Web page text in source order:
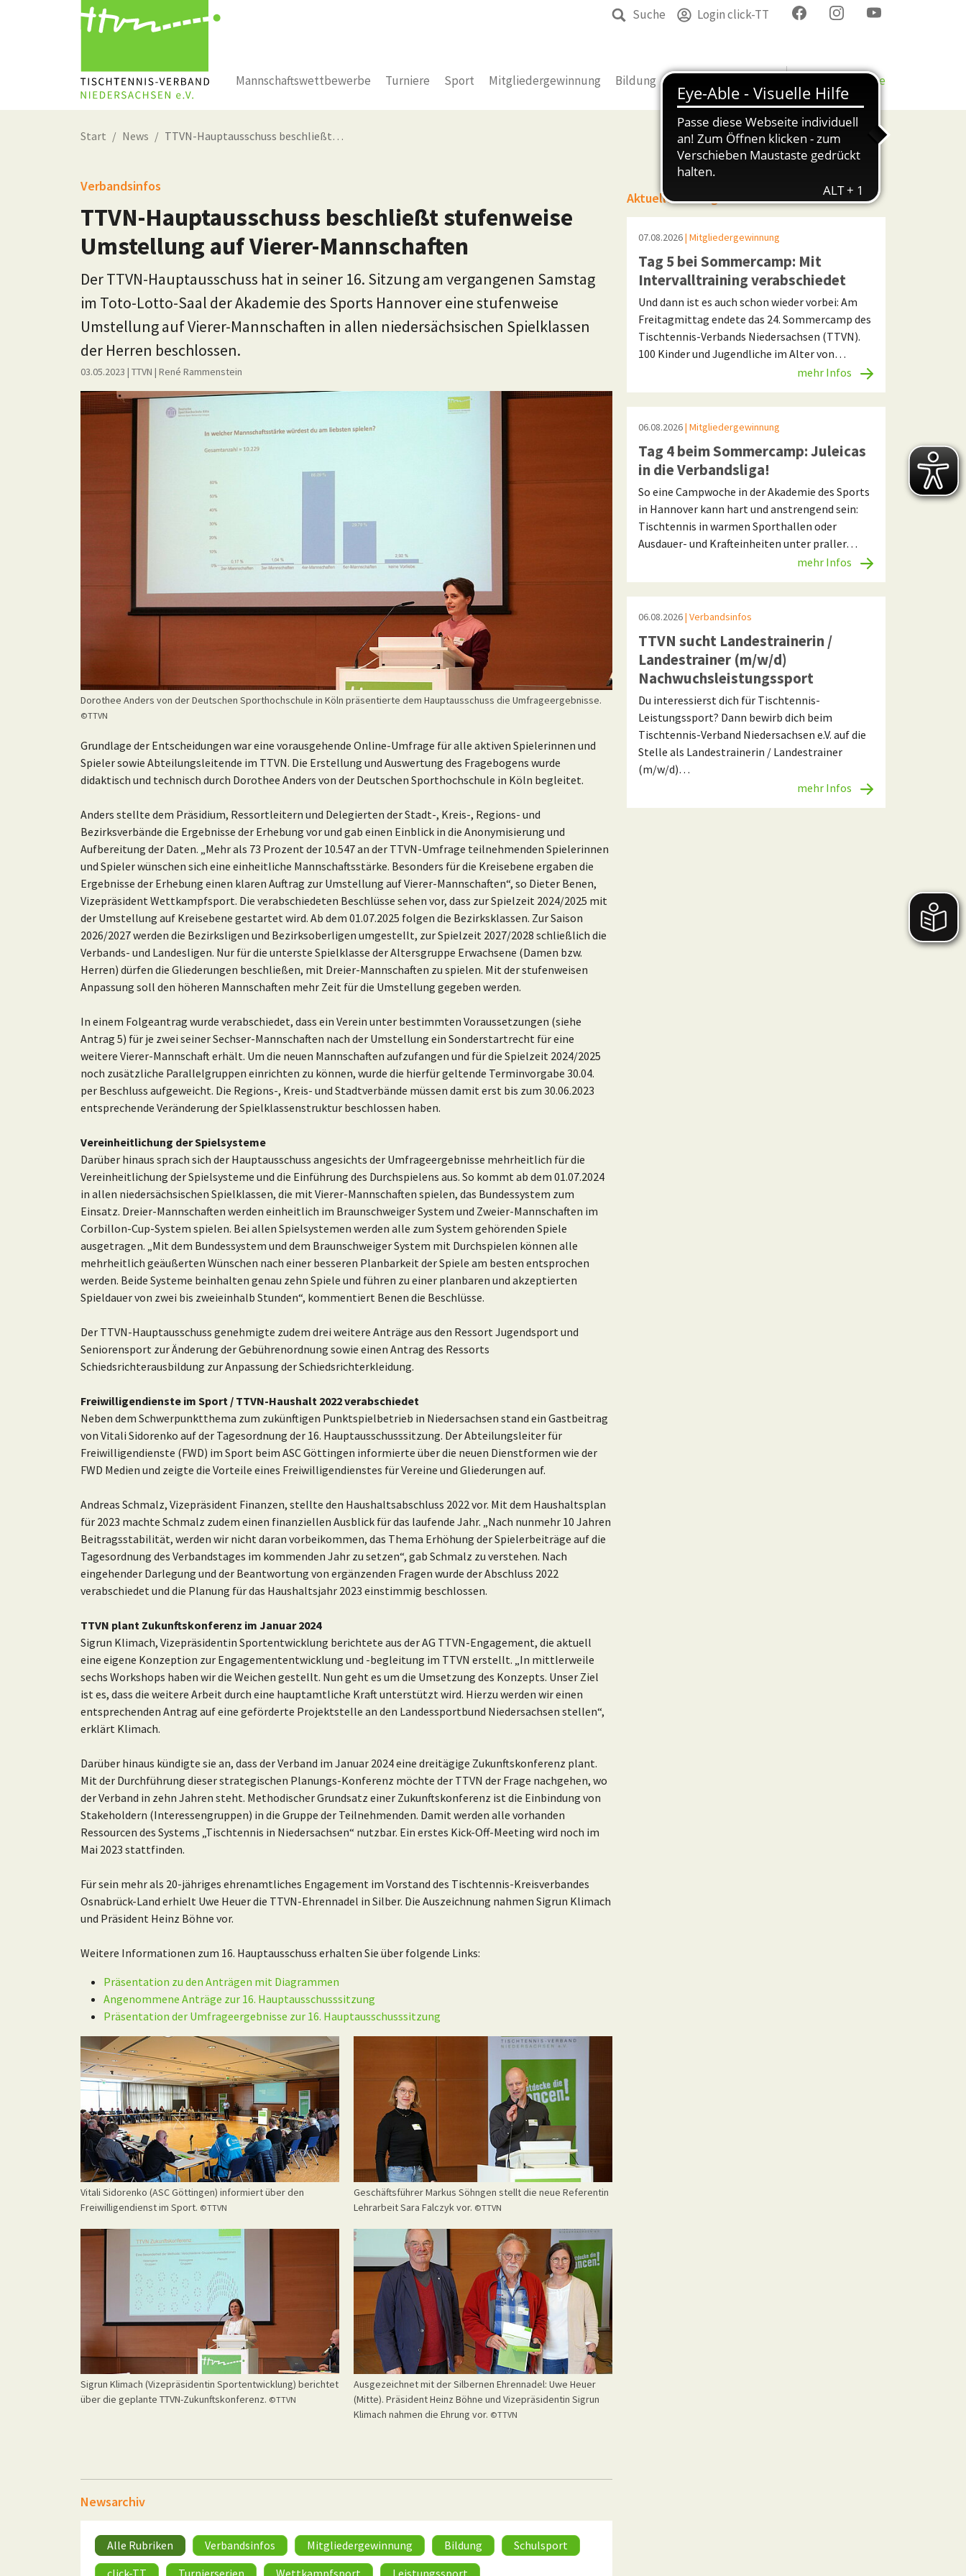
Suche Login click-TT
Mannschaftswettbewerbe Turniere Sport Mitgliedergewinnung Bildung Bezirke & Kreise
Start News TTVN-Hauptausschuss beschließt…
Verbandsinfos
TTVN-Hauptausschuss beschließt stufenweise
Umstellung auf Vierer-Mannschaften
Der TTVN-Hauptausschuss hat in seiner 16. Sitzung am vergangenen Samstag
im Toto-Lotto-Saal der Akademie des Sports Hannover eine stufenweise
Umstellung auf Vierer-Mannschaften in allen niedersächsischen Spielklassen
der Herren beschlossen.
03.05.2023 | TTVN | René Rammenstein
Dorothee Anders von der Deutschen Sporthochschule in Köln präsentierte dem Hauptausschuss die Umfrageergebnisse.
©TTVN
Grundlage der Entscheidungen war eine vorausgehende Online-Umfrage für alle aktiven Spielerinnen und
Spieler sowie Abteilungsleitende im TTVN. Die Erstellung und Auswertung des Fragebogens wurde
didaktisch und technisch durch Dorothee Anders von der Deutschen Sporthochschule in Köln begleitet.
Anders stellte dem Präsidium, Ressortleitern und Delegierten der Stadt-, Kreis-, Regions- und
Bezirksverbände die Ergebnisse der Erhebung vor und gab einen Einblick in die Anonymisierung und
Aufbereitung der Daten. „Mehr als 73 Prozent der 10.547 an der TTVN-Umfrage teilnehmenden Spielerinnen
und Spieler wünschen sich eine einheitliche Mannschaftsstärke. Besonders für die Kreisebene ergaben die
Ergebnisse der Erhebung einen klaren Auftrag zur Umstellung auf Vierer-Mannschaften“, so Dieter Benen,
Vizepräsident Wettkampfsport. Die verabschiedeten Beschlüsse sehen vor, dass zur Spielzeit 2024/2025 mit
der Umstellung auf Kreisebene gestartet wird. Ab dem 01.07.2025 folgen die Bezirksklassen. Zur Saison
2026/2027 werden die Bezirksligen und Bezirksoberligen umgestellt, zur Spielzeit 2027/2028 schließlich die
Verbands- und Landesligen. Nur für die unterste Spielklasse der Altersgruppe Erwachsene (Damen bzw.
Herren) dürfen die Gliederungen beschließen, mit Dreier-Mannschaften zu spielen. Mit der stufenweisen
Anpassung soll den höheren Mannschaften mehr Zeit für die Umstellung gegeben werden.
In einem Folgeantrag wurde verabschiedet, dass ein Verein unter bestimmten Voraussetzungen (siehe
Antrag 5) für je zwei seiner Sechser-Mannschaften nach der Umstellung ein Sonderstartrecht für eine
weitere Vierer-Mannschaft erhält. Um die neuen Mannschaften aufzufangen und für die Spielzeit 2024/2025
noch zusätzliche Parallelgruppen einrichten zu können, wurde die hierfür geltende Terminvorgabe 30.04.
per Beschluss aufgeweicht. Die Regions-, Kreis- und Stadtverbände müssen damit erst bis zum 30.06.2023
entsprechende Veränderung der Spielklassenstruktur beschlossen haben.
Vereinheitlichung der Spielsysteme
Darüber hinaus sprach sich der Hauptausschuss angesichts der Umfrageergebnisse mehrheitlich für die
Vereinheitlichung der Spielsysteme und die Einführung des Durchspielens aus. So kommt ab dem 01.07.2024
in allen niedersächsischen Spielklassen, die mit Vierer-Mannschaften spielen, das Bundessystem zum
Einsatz. Dreier-Mannschaften werden einheitlich im Braunschweiger System und Zweier-Mannschaften im
Corbillon-Cup-System spielen. Bei allen Spielsystemen werden alle zum System gehörenden Spiele
ausgetragen. „Mit dem Bundessystem und dem Braunschweiger System mit Durchspielen können alle
mehrheitlich geäußerten Wünschen nach einer besseren Planbarkeit der Spiele am besten entsprochen
werden. Beide Systeme beinhalten genau zehn Spiele und führen zu einer planbaren und akzeptierten
Spieldauer von zwei bis zweieinhalb Stunden“, kommentiert Benen die Beschlüsse.
Der TTVN-Hauptausschuss genehmigte zudem drei weitere Anträge aus den Ressort Jugendsport und
Seniorensport zur Änderung der Gebührenordnung sowie einen Antrag des Ressorts
Schiedsrichterausbildung zur Anpassung der Schiedsrichterkleidung.
Freiwilligendienste im Sport / TTVN-Haushalt 2022 verabschiedet
Neben dem Schwerpunktthema zum zukünftigen Punktspielbetrieb in Niedersachsen stand ein Gastbeitrag
von Vitali Sidorenko auf der Tagesordnung der 16. Hauptausschusssitzung. Der Abteilungsleiter für
Freiwilligendienste (FWD) im Sport beim ASC Göttingen informierte über die neuen Dienstformen wie der
FWD Medien und zeigte die Vorteile eines Freiwilligendienstes für Vereine und Gliederungen auf.
Andreas Schmalz, Vizepräsident Finanzen, stellte den Haushaltsabschluss 2022 vor. Mit dem Haushaltsplan
für 2023 machte Schmalz zudem einen finanziellen Ausblick für das laufende Jahr. „Nach nunmehr 10 Jahren
Beitragsstabilität, werden wir nicht daran vorbeikommen, das Thema Erhöhung der Spielerbeiträge auf die
Tagesordnung des Verbandstages im kommenden Jahr zu setzen“, gab Schmalz zu verstehen. Nach
eingehender Darlegung und der Beantwortung von ergänzenden Fragen wurde der Abschluss 2022
verabschiedet und die Planung für das Haushaltsjahr 2023 einstimmig beschlossen.
TTVN plant Zukunftskonferenz im Januar 2024
Sigrun Klimach, Vizepräsidentin Sportentwicklung berichtete aus der AG TTVN-Engagement, die aktuell
eine eigene Konzeption zur Engagemententwicklung und -begleitung im TTVN erstellt. „In mittlerweile
sechs Workshops haben wir die Weichen gestellt. Nun geht es um die Umsetzung des Konzepts. Unser Ziel
ist es, dass die weitere Arbeit durch eine hauptamtliche Kraft unterstützt wird. Hierzu werden wir einen
entsprechenden Antrag auf eine geförderte Projektstelle an den Landessportbund Niedersachsen stellen“,
erklärt Klimach.
Darüber hinaus kündigte sie an, dass der Verband im Januar 2024 eine dreitägige Zukunftskonferenz plant.
Mit der Durchführung dieser strategischen Planungs-Konferenz möchte der TTVN der Frage nachgehen, wo
der Verband in zehn Jahren steht. Methodischer Grundsatz einer Zukunftskonferenz ist die Einbindung von
Stakeholdern (Interessengruppen) in die Gruppe der Teilnehmenden. Damit werden alle vorhanden
Ressourcen des Systems „Tischtennis in Niedersachsen“ nutzbar. Ein erstes Kick-Off-Meeting wird noch im
Mai 2023 stattfinden.
Für sein mehr als 20-jähriges ehrenamtliches Engagement im Vorstand des Tischtennis-Kreisverbandes
Osnabrück-Land erhielt Uwe Heuer die TTVN-Ehrennadel in Silber. Die Auszeichnung nahmen Sigrun Klimach
und Präsident Heinz Böhne vor.
Weitere Informationen zum 16. Hauptausschuss erhalten Sie über folgende Links:
Präsentation zu den Anträgen mit Diagrammen
Angenommene Anträge zur 16. Hauptausschusssitzung
Präsentation der Umfrageergebnisse zur 16. Hauptausschusssitzung
Vitali Sidorenko (ASC Göttingen) informiert über den
Freiwilligendienst im Sport. ©TTVN
Geschäftsführer Markus Söhngen stellt die neue Referentin
Lehrarbeit Sara Falczyk vor. ©TTVN
Sigrun Klimach (Vizepräsidentin Sportentwicklung) berichtet
über die geplante TTVN-Zukunftskonferenz. ©TTVN
Ausgezeichnet mit der Silbernen Ehrennadel: Uwe Heuer
(Mitte). Präsident Heinz Böhne und Vizepräsidentin Sigrun
Klimach nahmen die Ehrung vor. ©TTVN
Aktuelle Beiträge
07.08.2026| Mitgliedergewinnung
Tag 5 bei Sommercamp: Mit
Intervalltraining verabschiedet
Und dann ist es auch schon wieder vorbei: Am
Freitagmittag endete das 24. Sommercamp des
Tischtennis-Verbands Niedersachsen (TTVN).
100 Kinder und Jugendliche im Alter von…
mehr Infos
06.08.2026| Mitgliedergewinnung
Tag 4 beim Sommercamp: Juleicas
in die Verbandsliga!
So eine Campwoche in der Akademie des Sports
in Hannover kann hart und anstrengend sein:
Tischtennis in warmen Sporthallen oder
Ausdauer- und Krafteinheiten unter praller…
mehr Infos
06.08.2026| Verbandsinfos
TTVN sucht Landestrainerin /
Landestrainer (m/w/d)
Nachwuchsleistungssport
Du interessierst dich für Tischtennis-
Leistungssport? Dann bewirb dich beim
Tischtennis-Verband Niedersachsen e.V. auf die
Stelle als Landestrainerin / Landestrainer
(m/w/d)…
mehr Infos
Newsarchiv
Alle Rubriken Verbandsinfos Mitgliedergewinnung Bildung
Schulsport